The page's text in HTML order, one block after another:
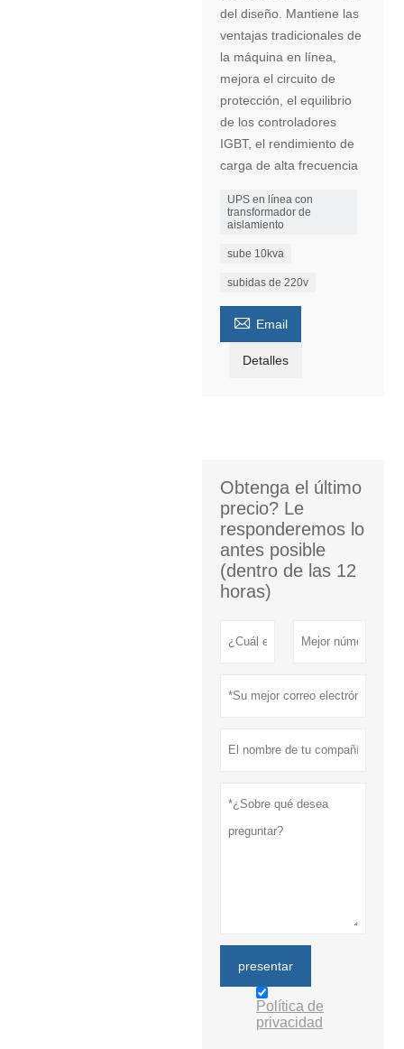
del diseño. Mantiene las
ventajas tradicionales de
la máquina en línea,
mejora el circuito de
protección, el equilibrio
de los controladores
IGBT, el rendimiento de
carga de alta frecuencia
UPS en línea con
transformador de
aislamiento
sube 10kva
subidas de 220v
 Email
Detalles
Obtenga el último
precio? Le
responderemos lo
antes posible
(dentro de las 12
horas)
presentar
Política de
privacidad